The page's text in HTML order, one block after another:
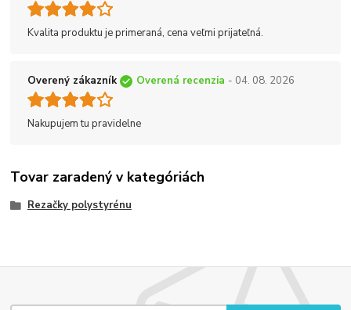
Kvalita produktu je primeraná, cena veľmi prijateľná.
Overený zákazník Overená recenzia - 04. 08. 2026
Nakupujem tu pravidelne
Tovar zaradený v kategóriách
Rezačky polystyrénu